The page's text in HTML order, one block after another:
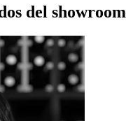
del showroom